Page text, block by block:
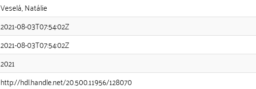
Veselá, Natálie
2021-08-03T07:54:02Z
2021-08-03T07:54:02Z
2021
http://hdl.handle.net/20.500.11956/128070